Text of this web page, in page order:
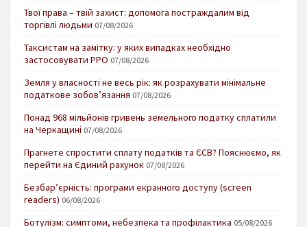
Твої права – твій захист: допомога постраждалим від
торгівлі людьми 07/08/2026
Таксистам на замітку: у яких випадках необхідно
застосовувати РРО 07/08/2026
Земля у власності не весь рік: як розрахувати мінімальне
податкове зобов’язання 07/08/2026
Понад 968 мільйонів гривень земельного податку сплатили
на Черкащині 07/08/2026
Прагнете спростити сплату податків та ЄСВ? Пояснюємо, як
перейти на Єдиний рахунок 07/08/2026
Безбар’єрність: програми екранного доступу (screen
readers) 06/08/2026
Ботулізм: симптоми, небезпека та профілактика 05/08/2026